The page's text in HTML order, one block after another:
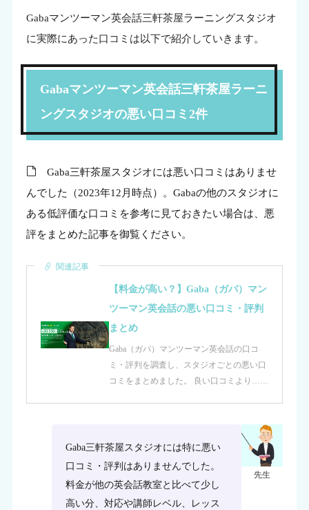
Gabaマンツーマン英会話三軒茶屋ラーニングスタジオ
に実際にあった口コミは以下で紹介していきます。
Gabaマンツーマン英会話三軒茶屋ラーニ
ングスタジオの悪い口コミ2件
Gaba三軒茶屋スタジオには悪い口コミはありませ
んでした（2023年12月時点）。Gabaの他のスタジオに
ある低評価な口コミを参考に見ておきたい場合は、悪
評をまとめた記事を御覧ください。
関連記事
【料金が高い？】Gaba（ガバ）マン
ツーマン英会話の悪い口コミ・評判
まとめ
Gaba（ガバ）マンツーマン英会話の口コ
ミ・評判を調査し、スタジオごとの悪い口
コミをまとめました。 良い口コミより……
先生
Gaba三軒茶屋スタジオには特に悪い
口コミ・評判はありませんでした。
料金が他の英会話教室と比べて少し
高い分、対応や講師レベル、レッス